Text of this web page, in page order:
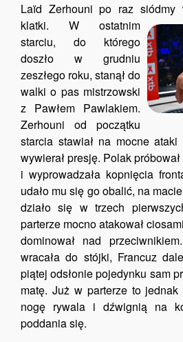
Laïd Zerhouni po raz siódmy
klatki. W ostatnim
starciu, do którego
doszło w grudniu
zeszłego roku, stanął do
walki o pas mistrzowski
z Pawłem Pawlakiem.
Zerhouni od początku
starcia stawiał na mocne
wywierał presję. Polak
i wyprowadzała kopnięcia
udało mu się go obalić, na
działo się w trzech
parterze mocno atakował
dominował nad
wracała do stójki, Francuz
piątej odsłonie pojedynku sam
matę. Już w parterze to jednak
nogę rywala i dźwignią na
poddania się.